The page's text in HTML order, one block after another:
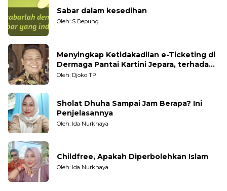
Sabar dalam kesedihan
Oleh: S Depung
Menyingkap Ketidakadilan e-Ticketing di
Dermaga Pantai Kartini Jepara, terhadap
Nelayan Tradisional
Oleh: Djoko TP
Sholat Dhuha Sampai Jam Berapa? Ini
Penjelasannya
Oleh: Ida Nurkhaya
Childfree, Apakah Diperbolehkan Islam
Oleh: Ida Nurkhaya